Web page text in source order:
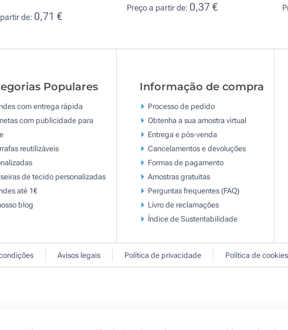
de: 0,71 €
Preço a partir de: 0,37 €
Populares
com entrega rápida
com publicidade para
reutilizáveis
de tecido personalizadas
até 1€
blog
Informação de compra
Processo de pedido
Obtenha a sua amostra virtual
Entrega e pós-venda
Cancelamentos e devoluções
Formas de pagamento
Amostras gratuitas
Perguntas frequentes (FAQ)
Livro de reclamaçōes
Índice de Sustentabilidade
Avisos legais Política de privacidade Política de cookies